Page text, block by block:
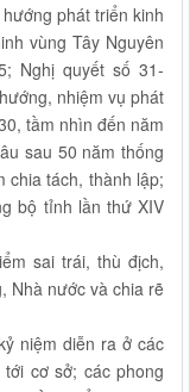
phát triển kinh
vùng Tây Nguyên
Nghị quyết số 31-
nhiệm vụ phát
tầm nhìn đến năm
sau 50 năm thống
chia tách, thành lập;
bộ tỉnh lần thứ XIV
sai trái, thù địch,
Nhà nước và chia rẽ
niệm diễn ra ở các
cơ sở; các phong